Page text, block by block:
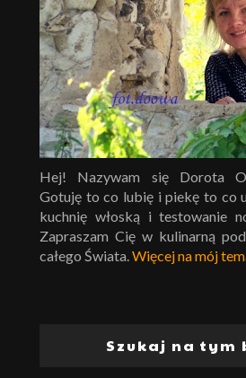
Hej! Nazywam się Dorota
Gotuję to co lubię i piekę to co
kuchnię włoską i testowanie
Zapraszam Cię w kulinarną
całego Świata.Więcej na mój
Szukaj na tym